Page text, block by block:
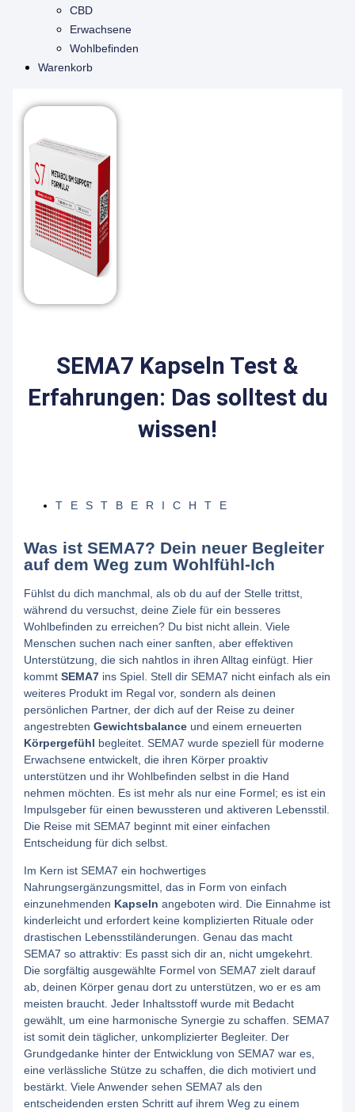
CBD
Erwachsene
Wohlbefinden
Warenkorb
SEMA7 Kapseln Test &
Erfahrungen: Das solltest du
wissen!
TESTBERICHTE
Was ist SEMA7? Dein neuer Begleiter
auf dem Weg zum Wohlfühl-Ich
Fühlst du dich manchmal, als ob du auf der Stelle trittst,
während du versuchst, deine Ziele für ein besseres
Wohlbefinden zu erreichen? Du bist nicht allein. Viele
Menschen suchen nach einer sanften, aber effektiven
Unterstützung, die sich nahtlos in ihren Alltag einfügt. Hier
kommtSEMA7 ins Spiel. Stell dir SEMA7 nicht einfach als ein
weiteres Produkt im Regal vor, sondern als deinen
persönlichen Partner, der dich auf der Reise zu deiner
angestrebtenGewichtsbalance und einem erneuerten
Körpergefühl begleitet. SEMA7 wurde speziell für moderne
Erwachsene entwickelt, die ihren Körper proaktiv
unterstützen und ihr Wohlbefinden selbst in die Hand
nehmen möchten. Es ist mehr als nur eine Formel; es ist ein
Impulsgeber für einen bewussteren und aktiveren Lebensstil.
Die Reise mit SEMA7 beginnt mit einer einfachen
Entscheidung für dich selbst.
Im Kern ist SEMA7 ein hochwertiges
Nahrungsergänzungsmittel, das in Form von einfach
einzunehmenden Kapseln angeboten wird. Die Einnahme ist
kinderleicht und erfordert keine komplizierten Rituale oder
drastischen Lebensstiländerungen. Genau das macht
SEMA7 so attraktiv: Es passt sich dir an, nicht umgekehrt.
Die sorgfältig ausgewählte Formel von SEMA7 zielt darauf
ab, deinen Körper genau dort zu unterstützen, wo er es am
meisten braucht. Jeder Inhaltsstoff wurde mit Bedacht
gewählt, um eine harmonische Synergie zu schaffen. SEMA7
ist somit dein täglicher, unkomplizierter Begleiter. Der
Grundgedanke hinter der Entwicklung von SEMA7 war es,
eine verlässliche Stütze zu schaffen, die dich motiviert und
bestärkt. Viele Anwender sehen SEMA7 als den
entscheidenden ersten Schritt auf ihrem Weg zu einem